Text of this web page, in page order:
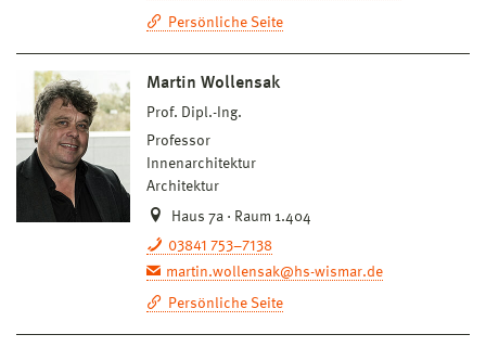
Persönliche Seite
Martin Wollensak
Prof. Dipl.-Ing.
Professor
Innenarchitektur
Architektur
Haus 7a · Raum 1.404
03841 753–7138
martin.wollensak@hs-wismar.de
Persönliche Seite